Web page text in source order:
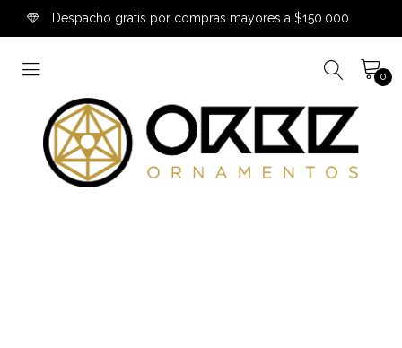
Despacho gratis por compras mayores a $150.000
0